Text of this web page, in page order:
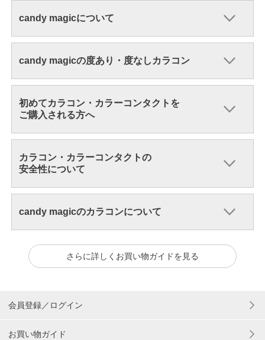
candy magicについて
candy magicの度あり・度なしカラコン
初めてカラコン・カラーコンタクトを
ご購入される方へ
カラコン・カラーコンタクトの
安全性について
candy magicのカラコンについて
さらに詳しくお買い物ガイドを見る
会員登録／ログイン
お買い物ガイド